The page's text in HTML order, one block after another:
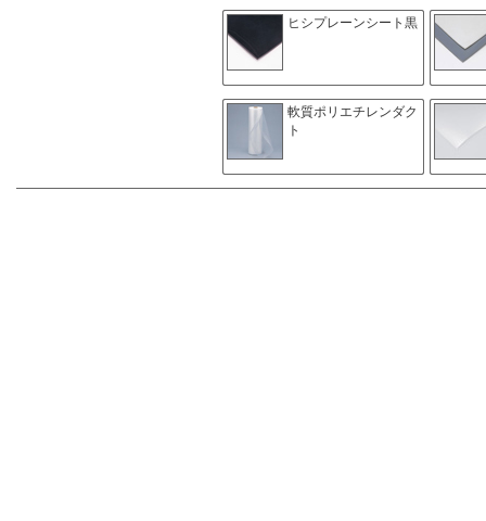
ヒシプレーンシート黒
軟質ポリエチレンダク
ト